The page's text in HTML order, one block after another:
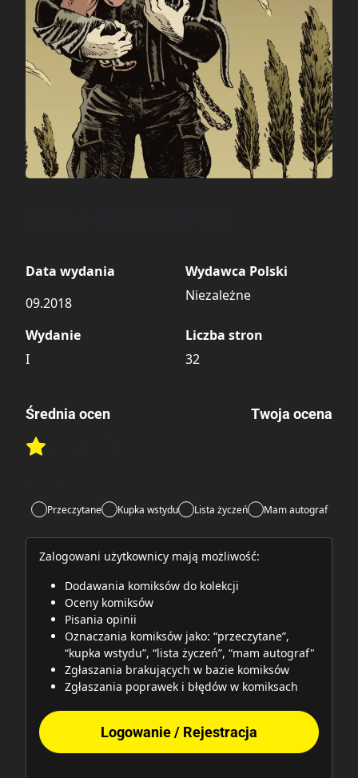
Data wydania
09.2018
Wydawca Polski
Niezależne
Wydanie
I
Liczba stron
32
Średnia ocen
Rate this item:
Twoja ocena
Przeczytane Kupka wstydu Lista życzeń Mam autograf
Zalogowani użytkownicy mają możliwość:
Dodawania komiksów do kolekcji
Oceny komiksów
Pisania opinii
Oznaczania komiksów jako: “przeczytane”,
“kupka wstydu”, “lista życzeń”, “mam autograf"
Zgłaszania brakujących w bazie komiksów
Zgłaszania poprawek i błędów w komiksach
Logowanie / Rejestracja